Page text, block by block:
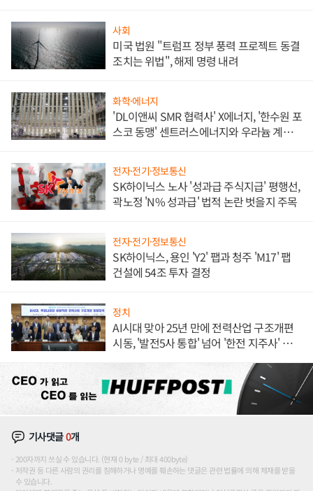
사회
미국 법원 "트럼프 정부 풍력 프로젝트 동결
조치는 위법", 해제 명령 내려
화학·에너지
'DL이앤씨 SMR 협력사' X에너지, '한수원 포
스코 동맹' 센트러스에너지와 우라늄 계약
전자·전기·정보통신
SK하이닉스 노사 '성과급 주식지급' 평행선,
곽노정 'N% 성과급' 법적 논란 벗을지 주목
전자·전기·정보통신
SK하이닉스, 용인 'Y2' 팹과 청주 'M17' 팹
건설에 54조 투자 결정
정치
AI시대 맞아 25년 만에 전력산업 구조개편
시동, '발전5사 통합' 넘어 '한전 지주사' 재편
기사댓글0개
200자까지 쓰실 수 있습니다. (현재 0 byte / 최대 400byte)
저작권 등 다른 사람의 권리를 침해하거나 명예를 훼손하는 댓글은 관련 법률에 의해 제재를 받을
수 있습니다.